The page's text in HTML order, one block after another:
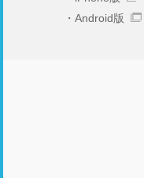
Android版